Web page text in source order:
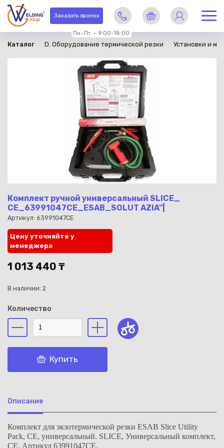
Заказать звонок
Пн.-Пт. – 9:00-18:00
Каталог D. Оборудование термической резки Установки и
Комплект ручной универсальный SLICE_
CE_63991047CE_ESAB_SOLUT AZIA"|
Артикул: 63991047CE
в наличии
Цену уточняйте у
менеджера
1 013 440 ₸
В наличии: 2
Количество
Купить
Описание
Комплект для экзотермической резки ESAB Slice Utility
Pack, CE, универсальный. SLICE, Универсальный комплект,
CE. Артикул 63991047CE.